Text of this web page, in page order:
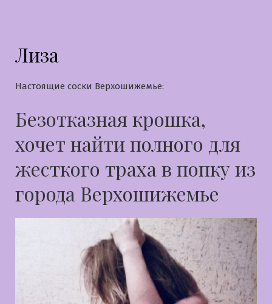
Лиза
Настоящие соски Верхошижемье:
Безотказная крошка,
хочет найти полного для
жесткого траха в попку из
города Верхошижемье